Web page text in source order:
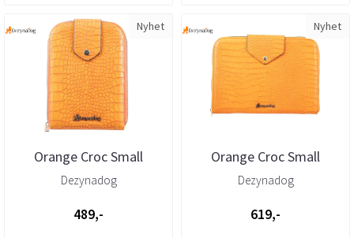
Nyhet
Orange Croc Small
Scissor Case – 3 ...
Dezynadog
489,-
Nyhet
Orange Croc Small
Scissor Case – 6 ...
Dezynadog
619,-